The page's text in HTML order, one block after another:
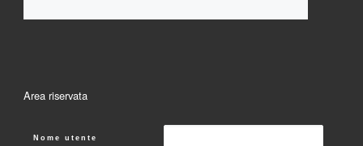
Area riservata
Nome utente